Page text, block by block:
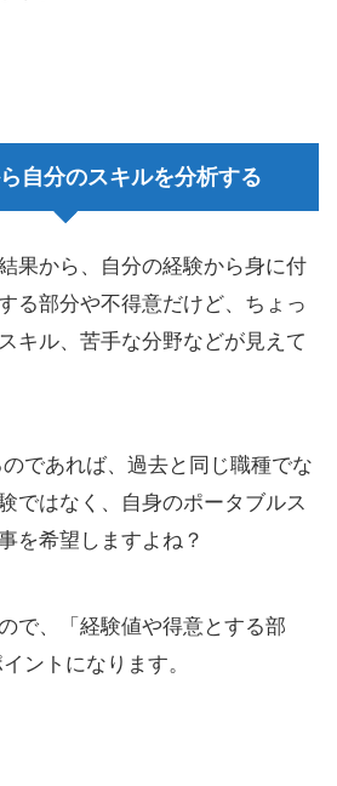
自分のスキルを分析する
果から、自分の経験から身に付
る部分や不得意だけど、ちょっ
キル、苦手な分野などが見えて
であれば、過去と同じ職種でな
ではなく、自身のポータブルス
を希望しますよね？
で、「経験値や得意とする部
ントになります。